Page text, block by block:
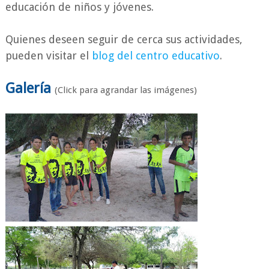
educación de niños y jóvenes.
Quienes deseen seguir de cerca sus actividades,
pueden visitar el
blog del centro educativo.
Galería (Click para agrandar las imágenes)